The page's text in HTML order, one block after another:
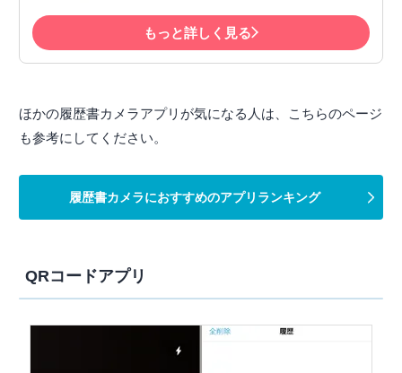
もっと詳しく見る
ほかの履歴書カメラアプリが気になる人は、こちらのページ
も参考にしてください。
履歴書カメラにおすすめのアプリランキング
QRコードアプリ